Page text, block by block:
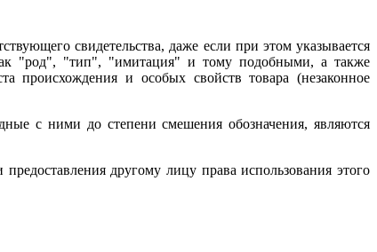
свидетельства, даже если при этом указывается
"род", "тип", "имитация" и тому подобными, а также
происхождения и особых свойств товара (незаконное
с ними до степени смешения обозначения, являются
другому лицу права использования этого